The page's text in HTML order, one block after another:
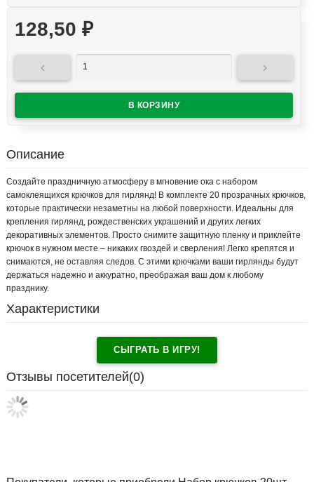
128,50 ₽
 
Описание
Создайте праздничную атмосферу в мгновение ока с набором
самоклеящихся крючков для гирлянд! В комплекте 20 прозрачных крючков,
которые практически незаметны на любой поверхности. Идеальны для
крепления гирлянд, рождественских украшений и других легких
декоративных элементов. Просто снимите защитную пленку и приклейте
крючок в нужном месте – никаких гвоздей и сверления! Легко крепятся и
снимаются, не оставляя следов. С этими крючками ваши гирлянды будут
держаться надежно и аккуратно, преображая ваш дом к любому
празднику.
Характеристики
СЫГРАТЬ В ИГРУ!
Отзывы посетителей(0)